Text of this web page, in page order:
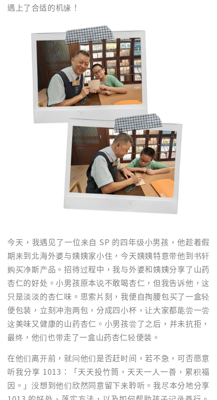
遇上了合适的机缘！
今天，我遇见了一位来自 SP 的四年级小男孩，他趁着假
期来到北海外婆与姨姨家小住，今天姨姨特意带他到书轩
购买净斯产品。招待过程中，我与外婆和姨姨分享了山药
杏仁的好处。小男孩原本说不敢喝杏仁，但我告诉他，这
只是淡淡的杏仁味。思索片刻，我便自掏腰包买了一盒轻
便包装，立刻冲泡两包，分成四小杯，让大家都能尝一尝
这美味又健康的山药杏仁。小男孩尝了之后，并未抗拒，
最终，他们也带走了一盒山药杏仁轻便装。
在他们离开前，就问他们是否赶时间，若不急，可否愿意
听我分享 1013：「天天投竹筒，天天一人一善，累积福
因。」没想到他们欣然同意留下来聆听。我尽本分地分享